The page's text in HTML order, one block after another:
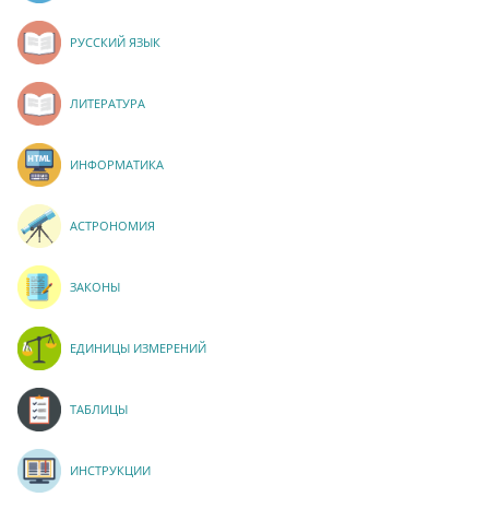
РУССКИЙ ЯЗЫК
ЛИТЕРАТУРА
ИНФОРМАТИКА
АСТРОНОМИЯ
ЗАКОНЫ
ЕДИНИЦЫ ИЗМЕРЕНИЙ
ТАБЛИЦЫ
ИНСТРУКЦИИ